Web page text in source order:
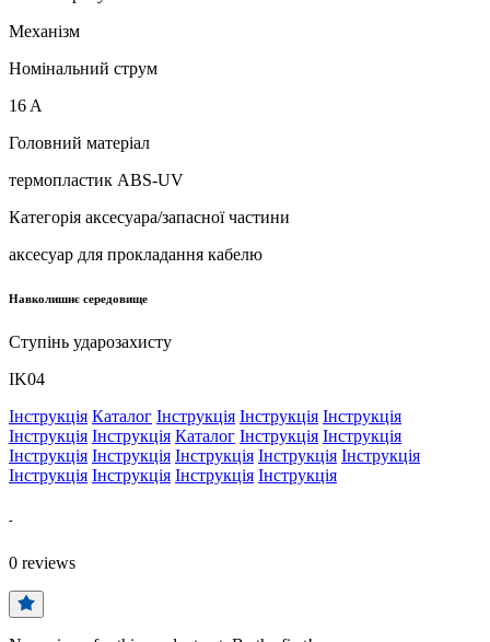
Механізм
Номінальний струм
16 A
Головний матеріал
термопластик ABS-UV
Категорія аксесуара/запасної частини
аксесуар для прокладання кабелю
Навколишнє середовище
Ступінь ударозахисту
IK04
Інструкція Каталог Інструкція Інструкція Інструкція
Інструкція Інструкція Каталог Інструкція Інструкція
Інструкція Інструкція Інструкція Інструкція Інструкція
Інструкція Інструкція Інструкція Інструкція
-
0 reviews